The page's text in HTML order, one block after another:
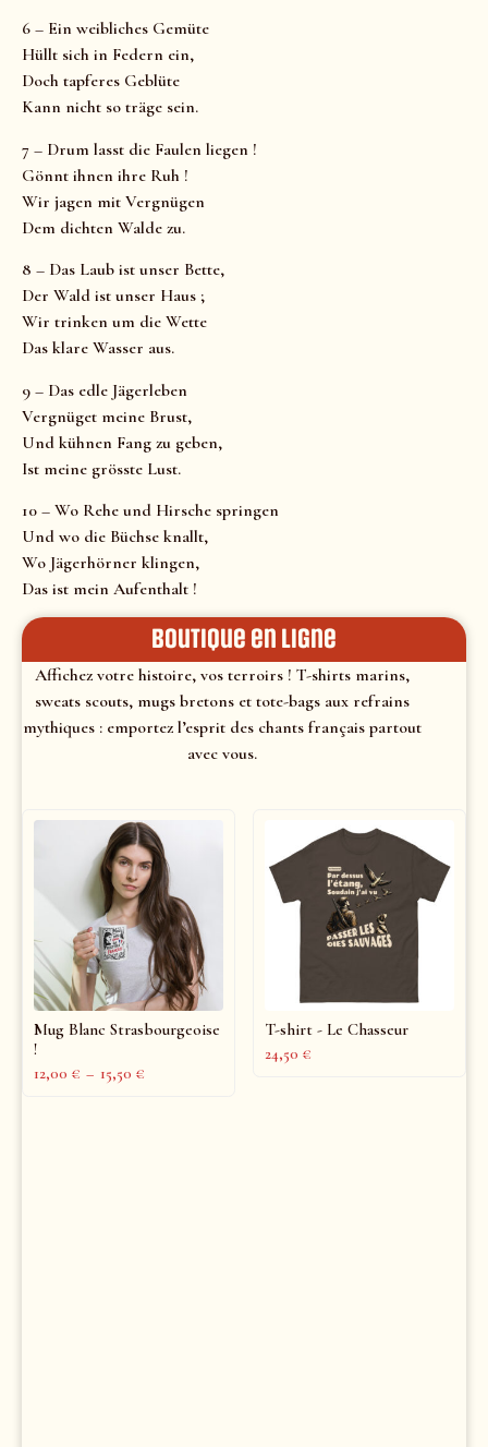
6 – Ein weibliches Gemüte
Hüllt sich in Federn ein,
Doch tapferes Geblüte
Kann nicht so träge sein.
7 – Drum lasst die Faulen liegen !
Gönnt ihnen ihre Ruh !
Wir jagen mit Vergnügen
Dem dichten Walde zu.
8 – Das Laub ist unser Bette,
Der Wald ist unser Haus ;
Wir trinken um die Wette
Das klare Wasser aus.
9 – Das edle Jägerleben
Vergnüget meine Brust,
Und kühnen Fang zu geben,
Ist meine grösste Lust.
10 – Wo Rehe und Hirsche springen
Und wo die Büchse knallt,
Wo Jägerhörner klingen,
Das ist mein Aufenthalt !
Boutique en ligne
Affichez votre histoire, vos terroirs ! T-shirts marins,
sweats scouts, mugs bretons et tote-bags aux refrains
mythiques : emportez l’esprit des chants français partout
avec vous.
Mug Blanc Strasbourgeoise
!
12,00 € – 15,50 €
T-shirt - Le Chasseur
24,50 €